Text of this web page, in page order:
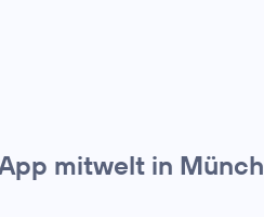
mitwelt in